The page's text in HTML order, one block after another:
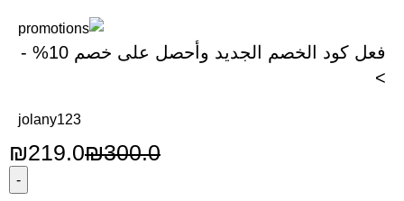
فعل كود الخصم الجديد وأحصل على خصم 10% -
>
jolany123
₪300.0
₪219.0